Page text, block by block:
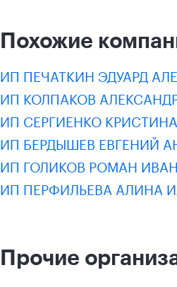
Похожие
ИП ПЕЧАТКИН ЭДУАРД
ИП КОЛПАКОВ
ИП СЕРГИЕНКО
ИП БЕРДЫШЕВ ЕВГЕНИЙ
ИП ГОЛИКОВ РОМАН
ИП ПЕРФИЛЬЕВА АЛИНА
Прочие